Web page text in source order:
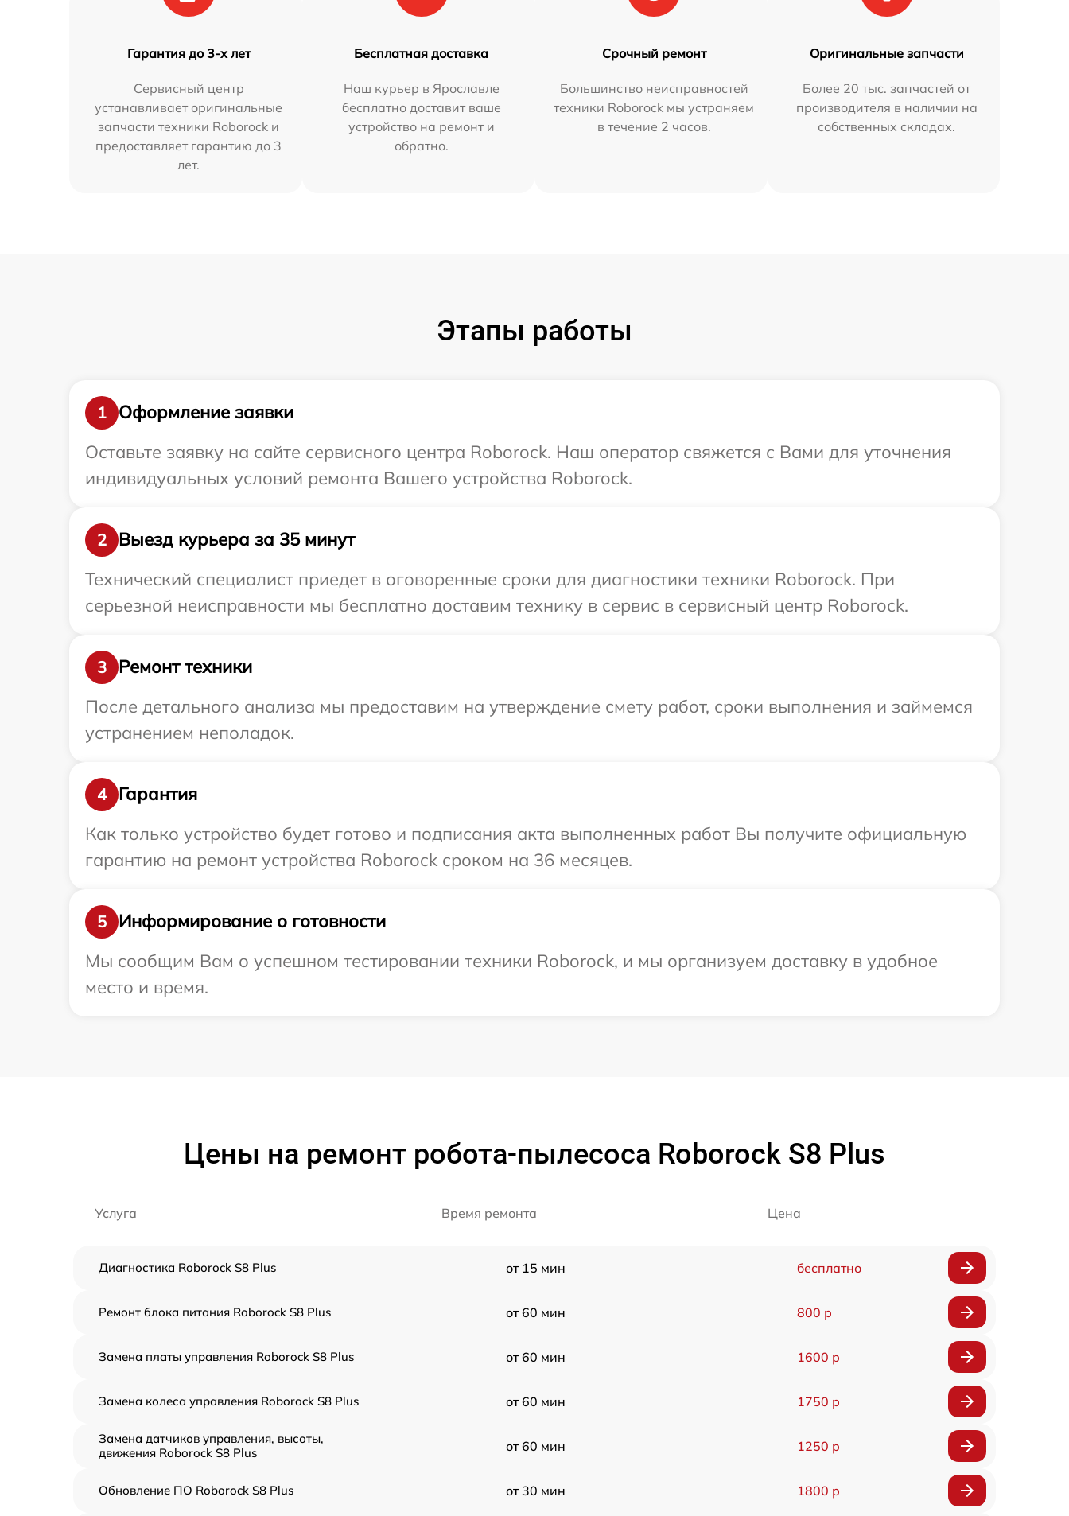
Гарантия до 3-х лет
Сервисный центр
устанавливает оригинальные
запчасти техники Roborock и
предоставляет гарантию до 3
лет.
Бесплатная доставка
Наш курьер в Ярославле
бесплатно доставит ваше
устройство на ремонт и
обратно.
Срочный ремонт
Большинство неисправностей
техники Roborock мы устраняем
в течение 2 часов.
Оригинальные запчасти
Более 20 тыс. запчастей от
производителя в наличии на
собственных складах.
Этапы работы
1
Оформление заявки
Оставьте заявку на сайте сервисного центра Roborock. Наш оператор свяжется с Вами для уточнения
индивидуальных условий ремонта Вашего устройства Roborock.
2
Выезд курьера за 35 минут
Технический специалист приедет в оговоренные сроки для диагностики техники Roborock. При
серьезной неисправности мы бесплатно доставим технику в сервис в сервисный центр Roborock.
3
Ремонт техники
После детального анализа мы предоставим на утверждение смету работ, сроки выполнения и займемся
устранением неполадок.
4
Гарантия
Как только устройство будет готово и подписания акта выполненных работ Вы получите официальную
гарантию на ремонт устройства Roborock сроком на 36 месяцев.
5
Информирование о готовности
Мы сообщим Вам о успешном тестировании техники Roborock, и мы организуем доставку в удобное
место и время.
Цены на ремонт робота-пылесоса Roborock S8 Plus
Услуга Время ремонта Цена
Диагностика Roborock S8 Plus от 15 мин бесплатно
Ремонт блока питания Roborock S8 Plus от 60 мин 800 р
Замена платы управления Roborock S8 Plus от 60 мин 1600 р
Замена колеса управления Roborock S8 Plus от 60 мин 1750 р
Замена датчиков управления, высоты,
движения Roborock S8 Plus
от 60 мин 1250 р
Обновление ПО Roborock S8 Plus от 30 мин 1800 р